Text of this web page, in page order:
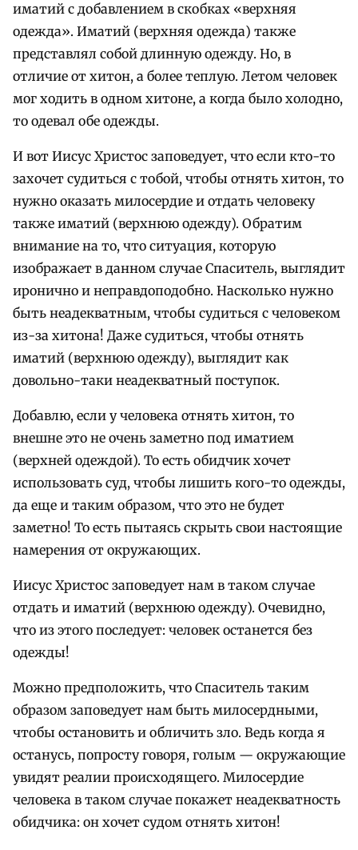
иматий с добавлением в скобках «верхняя
одежда». Иматий (верхняя одежда) также
представлял собой длинную одежду. Но, в
отличие от хитон, а более теплую. Летом человек
мог ходить в одном хитоне, а когда было холодно,
то одевал обе одежды.
И вот Иисус Христос заповедует, что если кто-то
захочет судиться с тобой, чтобы отнять хитон, то
нужно оказать милосердие и отдать человеку
также иматий (верхнюю одежду). Обратим
внимание на то, что ситуация, которую
изображает в данном случае Спаситель, выглядит
иронично и неправдоподобно. Насколько нужно
быть неадекватным, чтобы судиться с человеком
из-за хитона! Даже судиться, чтобы отнять
иматий (верхнюю одежду), выглядит как
довольно-таки неадекватный поступок.
Добавлю, если у человека отнять хитон, то
внешне это не очень заметно под иматием
(верхней одеждой). То есть обидчик хочет
использовать суд, чтобы лишить кого-то одежды,
да еще и таким образом, что это не будет
заметно! То есть пытаясь скрыть свои настоящие
намерения от окружающих.
Иисус Христос заповедует нам в таком случае
отдать и иматий (верхнюю одежду). Очевидно,
что из этого последует: человек останется без
одежды!
Можно предположить, что Спаситель таким
образом заповедует нам быть милосердными,
чтобы остановить и обличить зло. Ведь когда я
останусь, попросту говоря, голым — окружающие
увидят реалии происходящего. Милосердие
человека в таком случае покажет неадекватность
обидчика: он хочет судом отнять хитон!